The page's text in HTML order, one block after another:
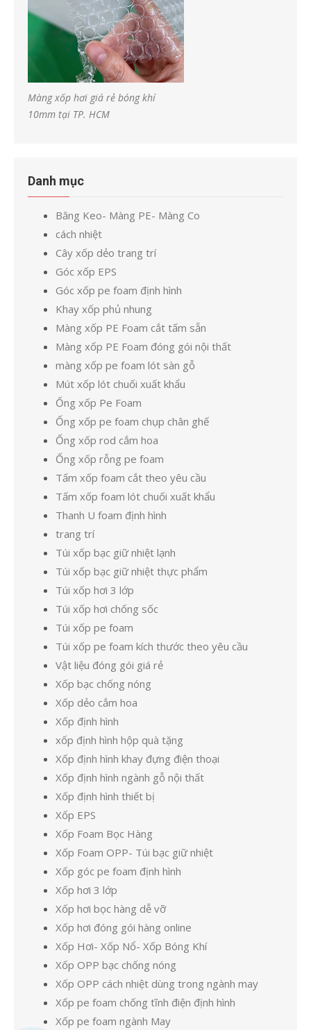
Màng xốp hơi giá rẻ bóng khí
10mm tại TP. HCM
Danh mục
Băng Keo- Màng PE- Màng Co
cách nhiệt
Cây xốp dẻo trang trí
Góc xốp EPS
Góc xốp pe foam định hình
Khay xốp phủ nhung
Màng xốp PE Foam cắt tấm sẵn
Màng xốp PE Foam đóng gói nội thất
màng xốp pe foam lót sàn gỗ
Mút xốp lót chuối xuất khẩu
Ống xốp Pe Foam
Ống xốp pe foam chụp chân ghế
Ống xốp rod cắm hoa
Ống xốp rỗng pe foam
Tấm xốp foam cắt theo yêu cầu
Tấm xốp foam lót chuối xuất khẩu
Thanh U foam định hình
trang trí
Túi xốp bạc giữ nhiệt lạnh
Túi xốp bạc giữ nhiệt thực phẩm
Túi xốp hơi 3 lớp
Túi xốp hơi chống sốc
Túi xốp pe foam
Túi xốp pe foam kích thước theo yêu cầu
Vật liệu đóng gói giá rẻ
Xốp bạc chống nóng
Xốp dẻo cắm hoa
Xốp định hình
xốp định hình hộp quà tặng
Xốp định hình khay đựng điện thoại
Xốp định hình ngành gỗ nội thất
Xốp định hình thiết bị
Xốp EPS
Xốp Foam Bọc Hàng
Xốp Foam OPP- Túi bạc giữ nhiệt
Xốp góc pe foam định hình
Xốp hơi 3 lớp
Xốp hơi bọc hàng dễ vỡ
Xốp hơi đóng gói hàng online
Xốp Hơi- Xốp Nổ- Xốp Bóng Khí
Xốp OPP bạc chống nóng
Xốp OPP cách nhiệt dùng trong ngành may
Xốp pe foam chống tĩnh điện định hình
Xốp pe foam ngành May